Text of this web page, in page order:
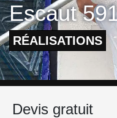
Escaut
RÉALISATIONS
Devis gratuit